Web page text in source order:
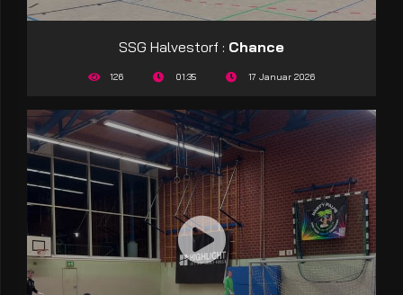
SSG Halvestorf : Chance
126 01:35 17 Januar 2026